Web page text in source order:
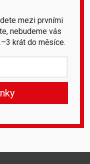
mezi prvními
nebudeme vás
krát do měsíce.